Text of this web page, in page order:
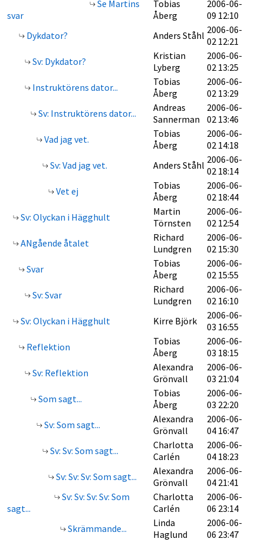
Se Martins
svar
Tobias
Åberg
2006-06-
09 12:10
Dykdator?
Anders Ståhl 2006-06-
02 12:21
Sv: Dykdator?
Kristian
Lyberg
2006-06-
02 13:25
Instruktörens dator...
Tobias
Åberg
2006-06-
02 13:29
Sv: Instruktörens dator...
Andreas
Sannerman
2006-06-
02 13:46
Vad jag vet.
Tobias
Åberg
2006-06-
02 14:18
Sv: Vad jag vet.
Anders Ståhl 2006-06-
02 18:14
Vet ej
Tobias
Åberg
2006-06-
02 18:44
Sv: Olyckan i Hägghult
Martin
Törnsten
2006-06-
02 12:54
ANgående åtalet
Richard
Lundgren
2006-06-
02 15:30
Svar
Tobias
Åberg
2006-06-
02 15:55
Sv: Svar
Richard
Lundgren
2006-06-
02 16:10
Sv: Olyckan i Hägghult
Kirre Björk
2006-06-
03 16:55
Reflektion
Tobias
Åberg
2006-06-
03 18:15
Sv: Reflektion
Alexandra
Grönvall
2006-06-
03 21:04
Som sagt...
Tobias
Åberg
2006-06-
03 22:20
Sv: Som sagt...
Alexandra
Grönvall
2006-06-
04 16:47
Sv: Sv: Som sagt...
Charlotta
Carlén
2006-06-
04 18:23
Sv: Sv: Sv: Som sagt...
Alexandra
Grönvall
2006-06-
04 21:41
Sv: Sv: Sv: Sv: Som
sagt...
Charlotta
Carlén
2006-06-
06 23:14
Skrämmande...
Linda
Haglund
2006-06-
06 23:47